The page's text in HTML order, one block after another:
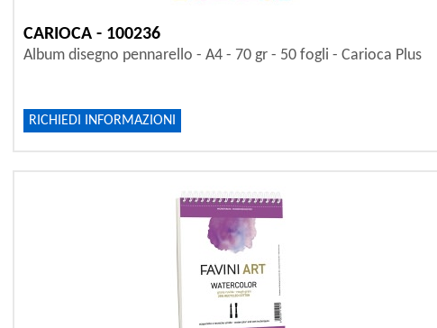
CARIOCA - 100236
Album disegno pennarello - A4 - 70 gr - 50 fogli - Carioca Plus
RICHIEDI INFORMAZIONI